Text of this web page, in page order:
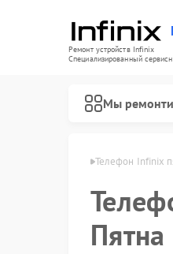
Ремонт устройств Infinix
Специализированный
Мы
Телефон Infinix